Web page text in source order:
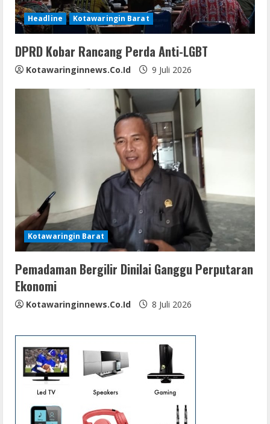
Headline Kotawaringin Barat
DPRD Kobar Rancang Perda Anti-LGBT
Kotawaringinnews.co.id 9 Juli 2026
Kotawaringin Barat
Pemadaman Bergilir Dinilai Ganggu Perputaran
Ekonomi
Kotawaringinnews.co.id 8 Juli 2026